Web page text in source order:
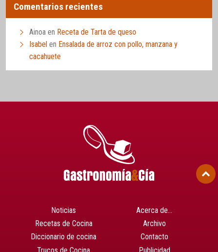
Comentarios recientes
Ainoa en Receta de Tarta de queso
Isabel en Ensalada de arroz con pollo, manzana y
cacahuete
Noticias
Recetas de Cocina
Diccionario de cocina
Acerca de…
Archivo
Contacto